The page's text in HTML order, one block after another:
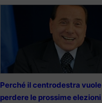
Perché il centrodestra vuole
perdere le prossime elezioni